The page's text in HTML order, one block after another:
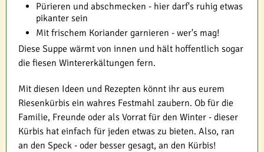
Pürieren und abschmecken - hier darf's ruhig etwas
pikanter sein
Mit frischem Koriander garnieren - wer's mag!
Diese Suppe wärmt von innen und hält hoffentlich sogar
die fiesen Wintererkältungen fern.
Mit diesen Ideen und Rezepten könnt ihr aus eurem
Riesenkürbis ein wahres Festmahl zaubern. Ob für die
Familie, Freunde oder als Vorrat für den Winter - dieser
Kürbis hat einfach für jeden etwas zu bieten. Also, ran
an den Speck - oder besser gesagt, an den Kürbis!